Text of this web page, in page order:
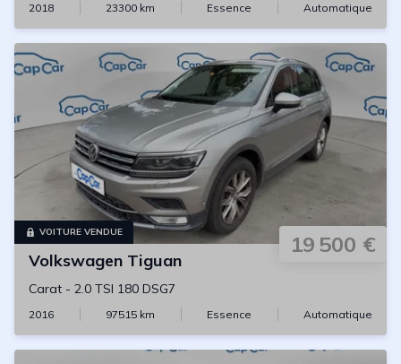
2018 23300 km Essence Automatique
VOITURE VENDUE 19 500 €
Volkswagen Tiguan
Carat - 2.0 TSI 180 DSG7
2016 97515 km Essence Automatique